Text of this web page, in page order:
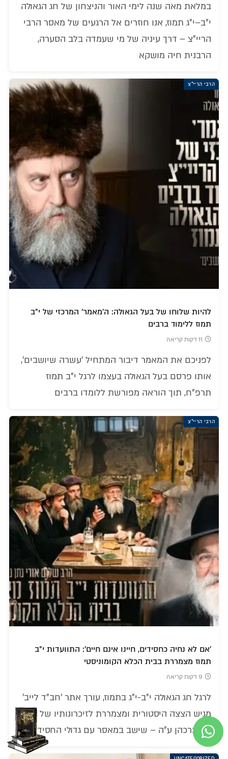
במלאת מאה שנה לימי האור והניצחון של חג הגאולה
י"ב–י"ג תמוז, אנו חוזרים אל הרגעים של מאסר הרבי
הריי"צ – דרך עיניה של מי שעמדה בלב הסערה,
הרבנית חיה מושקא
הרבי הריי"צ
להיות שלוחו של בעל הגאולה: ה'מאמר' המרכזי של י"ב
תמוז ללימוד ברבים
11 דקות קריאה
לפניכם את המאמר דיבור המתחיל 'עשרה שיושבים',
אותו פרסם בעל הגאולה בעצמו לרגל י"ב תמוז
תרפ"ח, תוך הוראה מפורשת ללומדו ברבים
הרבי הריי"צ
'אם לא נחיה כחסידים, חיינו אינם חיים': התוועדות י"ב
תמוז מצמררת בבית הכלא הקומוניסטי
9 דקות קריאה
לרגל חג הגאולה י"ב-י"ג בתמוז, עורך אתר 'חב"ד לייב'
מגיש הצצה היסטורית ומצמררת לזיכרונותיו של הרב
נתן ברכהן ע"ה – שישב במאסר עם גדולי החסידים